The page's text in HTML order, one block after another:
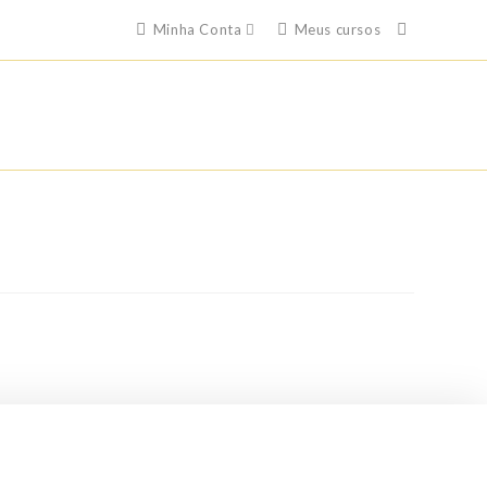
Minha Conta Meus cursos